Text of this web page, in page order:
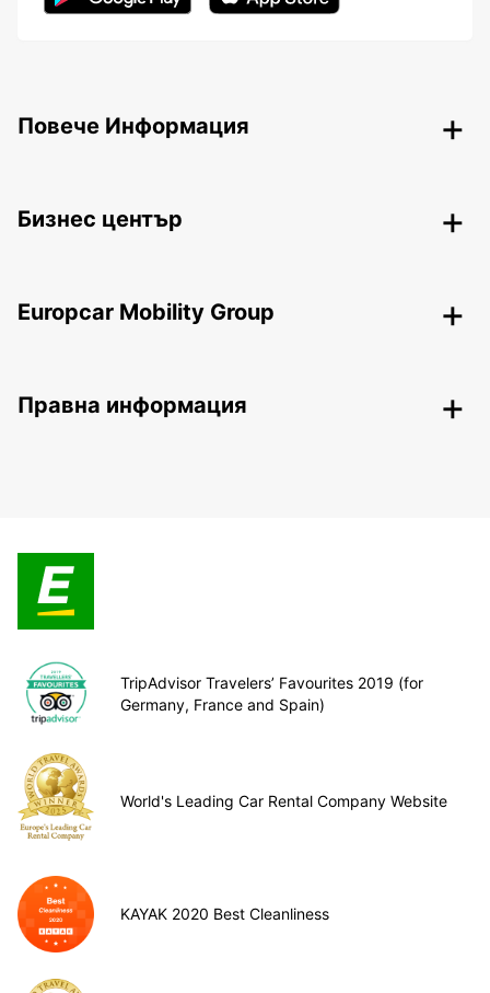
Повече Информация
Бизнес център
Europcar Mobility Group
Правна информация
TripAdvisor Travelers’ Favourites 2019 (for
Germany, France and Spain)
World's Leading Car Rental Company Website
KAYAK 2020 Best Cleanliness